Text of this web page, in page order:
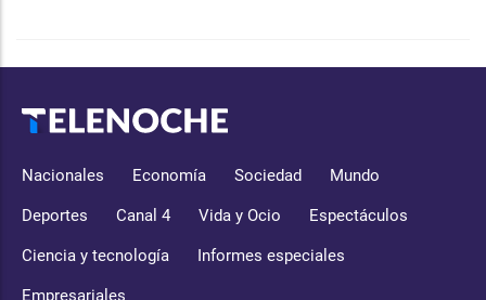
Nacionales Economía Sociedad Mundo
Deportes Canal 4 Vida y Ocio Espectáculos
Ciencia y tecnología Informes especiales
Empresariales